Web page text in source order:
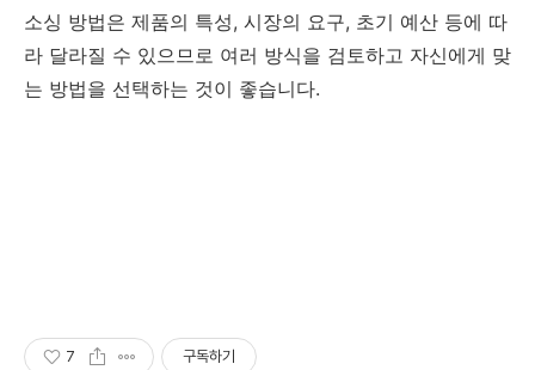
소싱 방법은 제품의 특성, 시장의 요구, 초기 예산 등에 따
라 달라질 수 있으므로 여러 방식을 검토하고 자신에게 맞
는 방법을 선택하는 것이 좋습니다.
7 구독하기